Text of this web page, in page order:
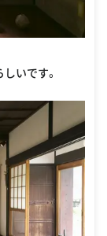
いです。